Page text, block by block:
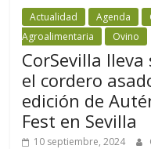
Actualidad Agenda
Agroalimentaria
Ovino
CorSevilla
el cordero
edición de
Fest en Sevilla
10 septiembre, 2024